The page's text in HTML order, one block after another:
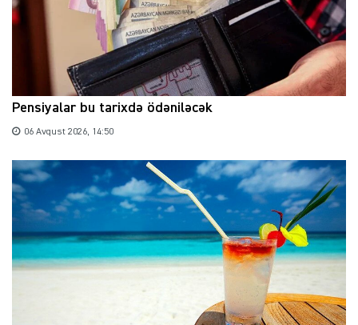
Pensiyalar bu tarixdə ödəniləcək
06 Avqust 2026, 14:50